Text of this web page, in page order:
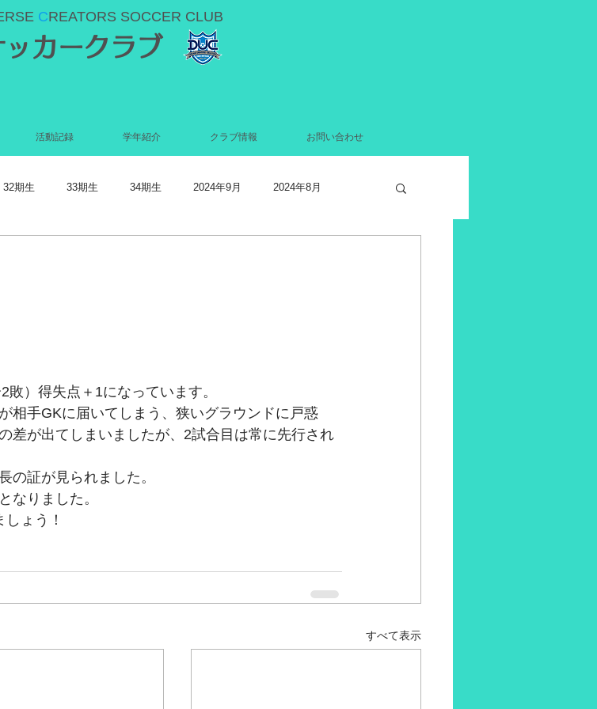
CREATORS SOCCER CLUB
カークラブ
活動記録 学年紹介 クラブ情報 お問い合わせ
32期生 33期生 34期生 2024年9月 2024年8月
）得失点＋1になっています。
相手GKに届いてしまう、狭いグラウンドに戸惑
差が出てしまいましたが、2試合目は常に先行され
の証が見られました。
なりました。
ょう！
すべて表示